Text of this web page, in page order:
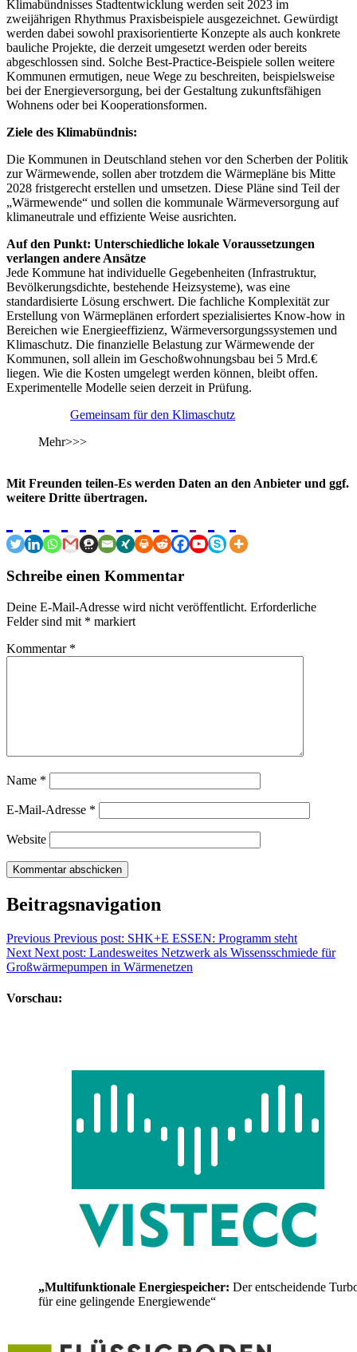
Klimabündnisses Stadtentwicklung werden seit 2023 im
zweijährigen Rhythmus Praxisbeispiele ausgezeichnet. Gewürdigt
werden dabei sowohl praxisorientierte Konzepte als auch konkrete
bauliche Projekte, die derzeit umgesetzt werden oder bereits
abgeschlossen sind. Solche Best-Practice-Beispiele sollen weitere
Kommunen ermutigen, neue Wege zu beschreiten, beispielsweise
bei der Energieversorgung, bei der Gestaltung zukunftsfähigen
Wohnens oder bei Kooperationsformen.
Ziele des Klimabündnis:
Die Kommunen in Deutschland stehen vor den Scherben der Politik
zur Wärmewende, sollen aber trotzdem die Wärmepläne bis Mitte
2028 fristgerecht erstellen und umsetzen. Diese Pläne sind Teil der
„Wärmewende“ und sollen die kommunale Wärmeversorgung auf
klimaneutrale und effiziente Weise ausrichten.
Auf den Punkt: Unterschiedliche lokale Voraussetzungen
verlangen andere Ansätze
Jede Kommune hat individuelle Gegebenheiten (Infrastruktur,
Bevölkerungsdichte, bestehende Heizsysteme), was eine
standardisierte Lösung erschwert. Die fachliche Komplexität zur
Erstellung von Wärmeplänen erfordert spezialisiertes Know-how in
Bereichen wie Energieeffizienz, Wärmeversorgungssystemen und
Klimaschutz. Die finanzielle Belastung zur Wärmewende der
Kommunen, soll allein im Geschoßwohnungsbau bei 5 Mrd.€
liegen. Wie die Kosten umgelegt werden können, bleibt offen.
Experimentelle Modelle seien derzeit in Prüfung.
Gemeinsam für den Klimaschutz
Mehr>>>
Mit Freunden teilen-Es werden Daten an den Anbieter und ggf.
weitere Dritte übertragen.
Schreibe einen Kommentar
Deine E-Mail-Adresse wird nicht veröffentlicht. Erforderliche
Felder sind mit * markiert
Kommentar *
Name *
E-Mail-Adresse *
Website
Beitragsnavigation
Previous Previous post: SHK+E ESSEN: Programm steht
Next Next post: Landesweites Netzwerk als Wissensschmiede für
Großwärmepumpen in Wärmenetzen
Vorschau:
„Multifunktionale Energiespeicher: Der entscheidende
für eine gelingende Energiewende“